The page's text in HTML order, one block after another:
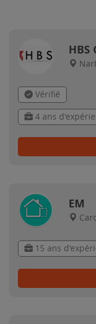
HBS
Vérifié
4 ans
EM
15 ans